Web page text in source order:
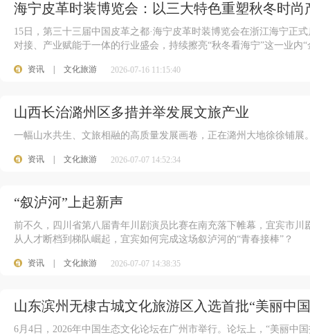
海宁皮革时装博览会：以三大特色重塑秋冬时尚
15日，第三十三届中国皮革之都·海宁皮革时装博览会在浙江海宁正
对接、产业赋能于一体的行业盛会，持续擦亮“秋冬看海宁”这一业内“
资讯 文化旅游 2026-07-16 11:15:40
山西长治潞州区多措并举发展文旅产业
一幅山水共生、文旅相融的高质量发展画卷，正在潞州大地徐徐铺展
资讯 文化旅游 2026-07-07 14:52:34
“叙泸河”上起新声
前不久，四川省第八届青年川剧演员比赛在南充落下帷幕，宜宾市
从人才断档到梯队崛起，宜宾如何完成这场叙泸河的“青春接棒”？
资讯 文化旅游 2026-07-07 14:38:35
山东滨州无棣古城文化旅游区入选首批“美丽中
6月4日，2026年中国生态文化论坛在广州市举行。论坛上，“美丽中